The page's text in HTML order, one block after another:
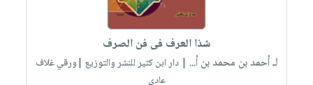
شذا العرف فى فن الصرف
لـ أحمد بن محمد بن أ... | دار ابن كثير للنشر والتوزيع |ورقي غلاف
عادي